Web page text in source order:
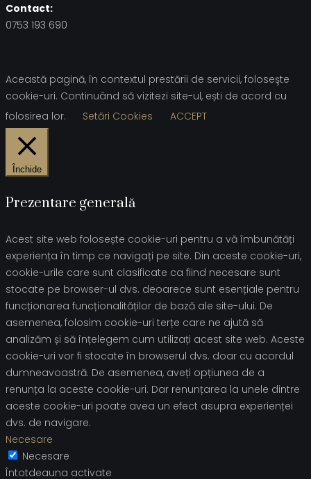
Contact:
0753 193 690
Această pagină, în contextul prestării de servicii, foloseşte
cookie-uri. Continuând să vizitezi site-ul, ești de acord cu
folosirea lor.
Setări Cookies ACCEPT
Închide
Prezentare generală
Acest site web folosește cookie-uri pentru a vă îmbunătăți
experiența în timp ce navigați pe site. Din aceste cookie-uri,
cookie-urile care sunt clasificate ca fiind necesare sunt
stocate pe browser-ul dvs. deoarece sunt esențiale pentru
funcționarea funcționalităților de bază ale site-ului. De
asemenea, folosim cookie-uri terțe care ne ajută să
analizăm și să înțelegem cum utilizați acest site web. Aceste
cookie-uri vor fi stocate în browserul dvs. doar cu acordul
dumneavoastră. De asemenea, aveți opțiunea de a
renunța la aceste cookie-uri. Dar renunțarea la unele dintre
aceste cookie-uri poate avea un efect asupra experienței
dvs. de navigare.
Necesare
Necesare
Întotdeauna activate